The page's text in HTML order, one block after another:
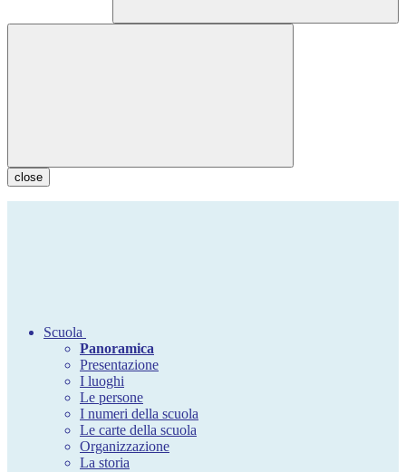
close
Scuola
Panoramica
Presentazione
I luoghi
Le persone
I numeri della scuola
Le carte della scuola
Organizzazione
La storia